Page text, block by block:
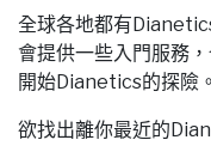
全球各地都有
會提供一些入門服務
開始Dianetics的探險。
欲找出離你最近的